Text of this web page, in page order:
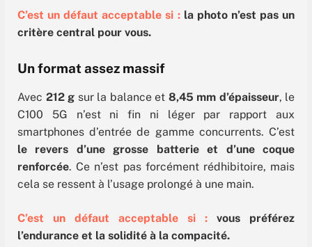
C’est un défaut acceptable si :la photo n’est pas un
critère central pour vous.
Un format assez massif
Avec 212 g sur la balance et 8,45 mm d’épaisseur, le
C100 5G n’est ni fin ni léger par rapport aux
smartphones d’entrée de gamme concurrents. C’est
le revers d’une grosse batterie et d’une coque
renforcée. Ce n’est pas forcément rédhibitoire, mais
cela se ressent à l’usage prolongé à une main.
C’est un défaut acceptable si : vous préférez
l’endurance et la solidité à la compacité.